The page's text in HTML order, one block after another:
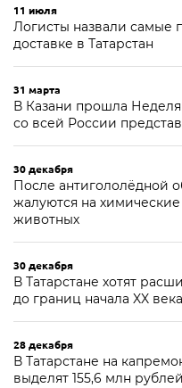
11 июля
Логисты назвали самые
доставке в Татарстан
31 марта
В Казани прошла
со всей России
30 декабря
После антигололёдной
жалуются на
животных
30 декабря
В Татарстане хотят
до границ начала XX века
28 декабря
В Татарстане на
выделят 155,6 млн рублей